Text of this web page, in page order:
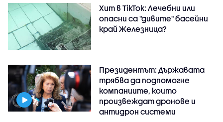
Хит в TikTok: Лечебни или
опасни са "дивите" басейни
край Железница?
Президентът: Държавата
трябва да подпомогне
компаниите, които
произвеждат дронове и
антидрон системи